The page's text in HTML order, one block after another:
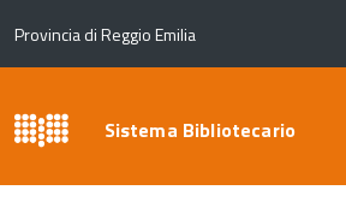
Provincia di Reggio Emilia
Sistema Bibliotecario